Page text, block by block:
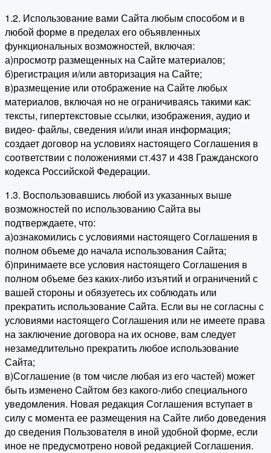
1.2. Использование вами Сайта любым способом и в
любой форме в пределах его объявленных
функциональных возможностей, включая:
а)просмотр размещенных на Сайте материалов;
б)регистрация и/или авторизация на Сайте;
в)размещение или отображение на Сайте любых
материалов, включая но не ограничиваясь такими как:
тексты, гипертекстовые ссылки, изображения, аудио и
видео- файлы, сведения и/или иная информация;
создает договор на условиях настоящего Соглашения в
соответствии с положениями ст.437 и 438 Гражданского
кодекса Российской Федерации.
1.3. Воспользовавшись любой из указанных выше
возможностей по использованию Сайта вы
подтверждаете, что:
а)ознакомились с условиями настоящего Соглашения в
полном объеме до начала использования Сайта;
б)принимаете все условия настоящего Соглашения в
полном объеме без каких-либо изъятий и ограничений с
вашей стороны и обязуетесь их соблюдать или
прекратить использование Сайта. Если вы не согласны с
условиями настоящего Соглашения или не имеете права
на заключение договора на их основе, вам следует
незамедлительно прекратить любое использование
Сайта;
в)Соглашение (в том числе любая из его частей) может
быть изменено Сайтом без какого-либо специального
уведомления. Новая редакция Соглашения вступает в
силу с момента ее размещения на Сайте либо доведения
до сведения Пользователя в иной удобной форме, если
иное не предусмотрено новой редакцией Соглашения.